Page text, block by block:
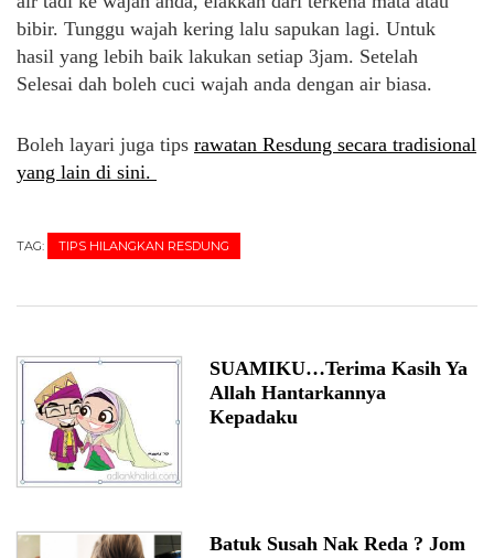
bibir. Tunggu wajah kering lalu sapukan lagi. Untuk
hasil yang lebih baik lakukan setiap 3jam. Setelah
Selesai dah boleh cuci wajah anda dengan air biasa.
Boleh layari juga tips rawatan Resdung secara tradisional
yang lain di sini.
TAG: TIPS HILANGKAN RESDUNG
SUAMIKU…Terima Kasih Ya
Allah Hantarkannya
Kepadaku
Batuk Susah Nak Reda ? Jom